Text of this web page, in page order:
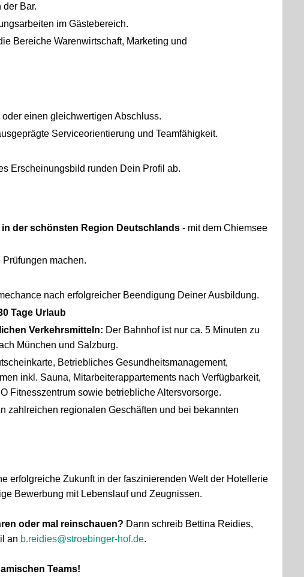
der Bar.
im Gästebereich.
Bereiche Warenwirtschaft, Marketing und
einen gleichwertigen Abschluss.
Serviceorientierung und Teamfähigkeit.
Erscheinungsbild runden Dein Profil ab.
der schönsten Region Deutschlands- mit dem Chiemsee
machen.
nach erfolgreicher Beendigung Deiner Ausbildung.
Tage Urlaub
Verkehrsmitteln: Der Bahnhof ist nur ca. 5 Minuten zu
München und Salzburg.
Betriebliches Gesundheitsmanagement,
inkl. Sauna, Mitarbeiterappartements nach Verfügbarkeit,
Fitnesszentrum sowie betriebliche Altersvorsorge.
zahlreichen regionalen Geschäften und bei bekannten
erfolgreiche Zukunft in der faszinierenden Welt der Hotellerie
Bewerbung mit Lebenslauf und Zeugnissen.
oder mal reinschauen? Dann schreib Bettina Reidies,
an b.reidies@stroebinger-hof.de.
Teams!